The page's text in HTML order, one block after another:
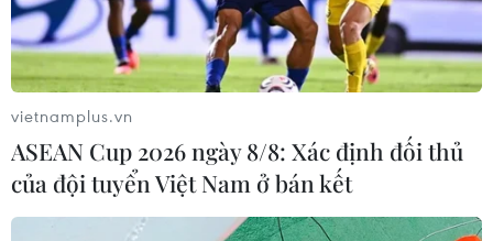
vietnamplus.vn
ASEAN Cup 2026 ngày 8/8: Xác định đối thủ
của đội tuyển Việt Nam ở bán kết